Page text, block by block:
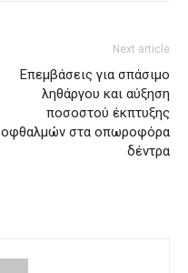
Next article
Επεμβάσεις για σπάσιμο
ληθάργου και αύξηση
ποσοστού έκπτυξης
οφθαλμών στα οπωροφόρα
δέντρα